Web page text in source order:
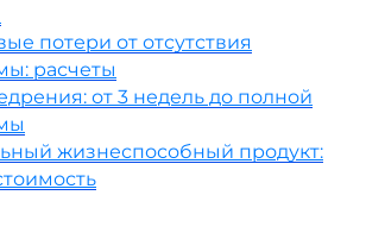
потери от отсутствия
расчеты
от 3 недель до полной
жизнеспособный продукт: